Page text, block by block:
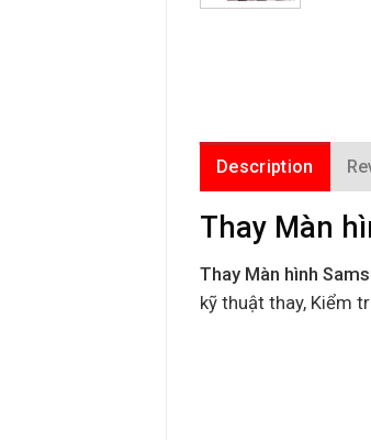
Description
Thay Màn
Thay Màn hình
kỹ thuật thay, Kiểm